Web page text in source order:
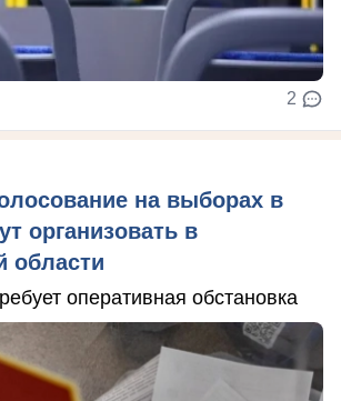
2
на выборах в
организовать в
области
оперативная обстановка